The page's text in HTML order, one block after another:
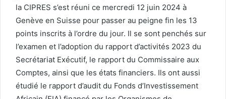
la CIPRES s’est réuni ce mercredi 12 juin 2024 à
Genève en Suisse pour passer au peigne fin les 13
points inscrits à l’ordre du jour. Il se sont penchés sur
l’examen et l’adoption du rapport d’activités 2023 du
Secrétariat Exécutif, le rapport du Commissaire aux
Comptes, ainsi que les états financiers. Ils ont aussi
étudié le rapport d’audit du Fonds d’Investissement